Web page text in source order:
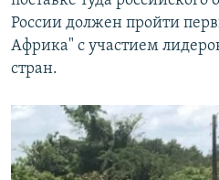
России должен пройти
Африка" с участием
стран.